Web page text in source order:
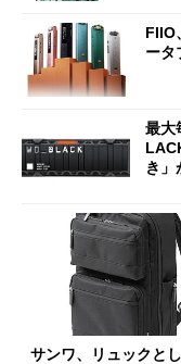
FIIO
ータ
最大
き」
サンワ、リュックと